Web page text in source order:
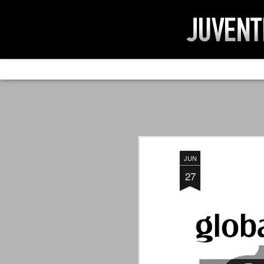
JUN
27
Ed infatti, per chi ricorda le convulse
davvero impresa impossibile quella di
erano abbattuti sulla Juventus.
PER UNA VERITÀ
abbiamo iniziato il 5 maggio 2007